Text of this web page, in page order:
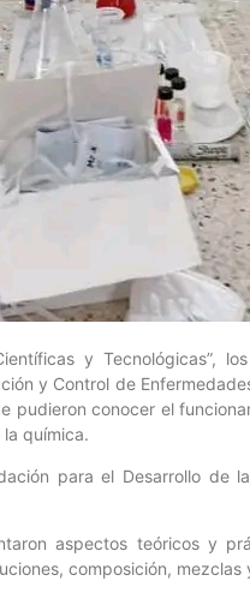
y Tecnológicas”,
y Control de
pudieron conocer el
química.
para el Desarrollo de
aspectos teóricos y
composición, mezclas